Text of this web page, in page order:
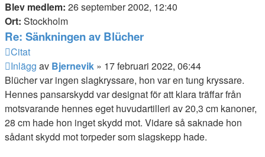
Blev medlem: 26 september 2002, 12:40
Ort: Stockholm
Re: Sänkningen av Blücher
Citat
Inlägg av Bjernevik » 17 februari 2022, 06:44
Blücher var ingen slagkryssare, hon var en tung kryssare.
Hennes pansarskydd var designat för att klara träffar från
motsvarande hennes eget huvudartilleri av 20,3 cm kanoner,
28 cm hade hon inget skydd mot. Vidare så saknade hon
sådant skydd mot torpeder som slagskepp hade.